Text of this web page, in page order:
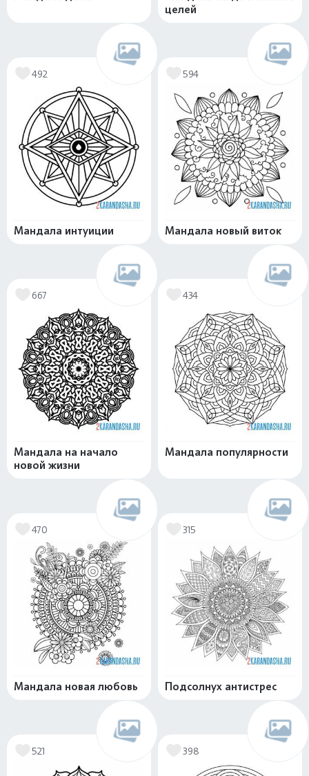
целей
492
Мандала интуиции
594
Мандала новый виток
667
Мандала на начало
новой жизни
434
Мандала популярности
470
Мандала новая любовь
315
Подсолнух антистрес
521 398